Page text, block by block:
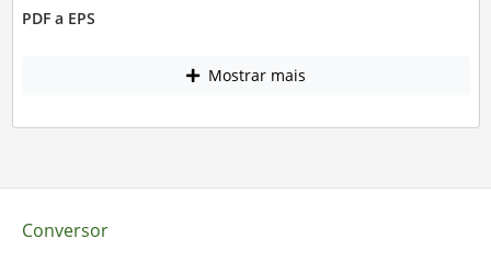
PDF a EPS
Mostrar mais
Conversor